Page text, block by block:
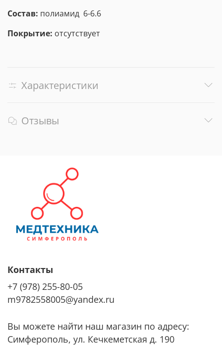
Состав: полиамид 6-6.6
Покрытие: отсутствует
Характеристики
Отзывы
Контакты
+7 (978) 255-80-05
m9782558005@yandex.ru
Вы можете найти наш магазин по адресу:
Симферополь, ул. Кечкеметская д. 190